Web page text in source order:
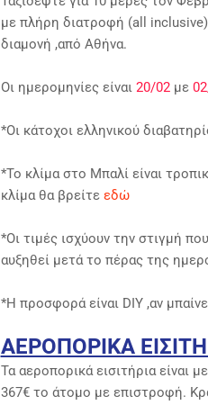
με πλήρη διατροφή (all
διαμονή ,από Αθήνα.
Οι ημερομηνίες είναι 20/02με
*Οι κάτοχοι ελληνικού
*Το κλίμα στο Μπαλί είναι
κλίμα θα βρείτε εδώ
*Οι τιμές ισχύουν την στιγμή
αυξηθεί μετά το πέρας της
*Η προσφορά είναι DIY ,αν
ΑΕΡΟΠΟΡΙΚΑ
Τα αεροπορικά εισιτήρια είναι
367€ το άτομο με επιστροφή.